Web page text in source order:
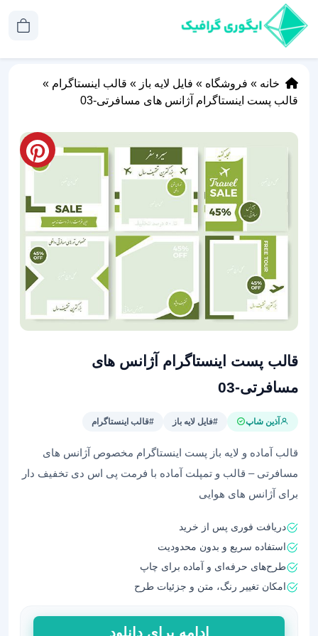
خانه » فروشگاه » فایل لایه باز » قالب اینستاگرام »
قالب پست اینستاگرام آژانس های مسافرتی-03
قالب پست اینستاگرام آژانس های
مسافرتی-03
آذین شاپ #فایل لایه باز #قالب اینستاگرام
قالب آماده و لایه باز پست اینستاگرام مخصوص آژانس های
مسافرتی – قالب و تمپلت آماده با فرمت پی اس دی تخفیف دار
برای آژانس های هوایی
دریافت فوری پس از خرید
استفاده سریع و بدون محدودیت
طرح‌های حرفه‌ای و آماده برای چاپ
امکان تغییر رنگ، متن و جزئیات طرح
قالب
ادامه برای دانلود